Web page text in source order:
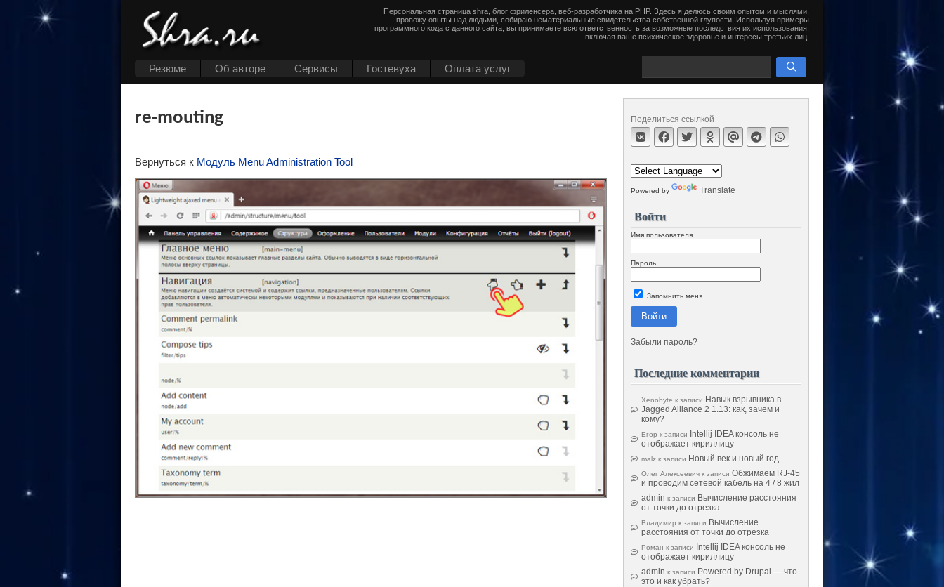
Резюме Об авторе Cервисы Гостевуха Оплата услуг
Персональная страница shra, блог фриленсера, веб-разработчика на PHP. Здесь я делюсь своим опытом и мыслями,
провожу опыты над людьми, собираю нематериальные свидетельства собственной глупости. Используя примеры
программного кода с данного сайта, вы принимаете всю ответственность за возможные последствия их использования,
включая ваше психическое здоровье и интересы третьих лиц.
re-mouting
Вернуться к Модуль Menu Administration Tool
Поделиться ссылкой
Powered by Translate
Войти
Имя пользователя
Пароль
Запомнить меня
Войти
Забыли пароль?
Последние комментарии
Xenobyte к записи Навык взрывника в
Jagged Alliance 2 1.13: как, зачем и
кому?
Егор к записи
Intellij IDEA консоль не
отображает кириллицу
malz к записи Новый век и новый год.
Олег Алексеевич к записи Обжимаем RJ-45
и проводим сетевой кабель на 4 / 8 жил
admin к записи Вычисление расстояния
от точки до отрезка
Владимир к записи Вычисление
расстояния от точки до отрезка
Роман к записи
Intellij IDEA консоль не
отображает кириллицу
admin к записи Powered by Drupal — что
это и как убрать?